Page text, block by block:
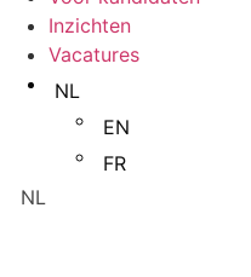
Inzichten
Vacatures
NL
EN
FR
NL